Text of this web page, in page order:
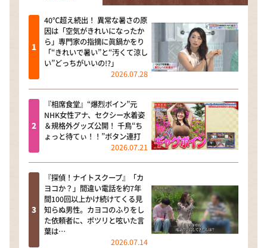
40℃超え続出！ 異常な暑さの原
因は「空気がきれいになったか
ら」専門家の指摘に眞鍋かをり
「“きれいで暑い”と“汚くて涼し
い”どっちがいいの!?」
2026.07.28
『相席食堂』“爆烈ボイン”元
NHK女性アナ、セクシー水着姿
＆規格外グッズ公開！ 千鳥“ち
ょっと待てぃ！！”ボタン連打
2026.07.21
『探偵！ナイトスクープ』「カ
ヨコか？」間違い電話を約7年
間100回以上かけ続けてくる見
知らぬ男性。カヨコのふりをし
た依頼者に、ポツリと呟いた言
葉は…
2026.07.14